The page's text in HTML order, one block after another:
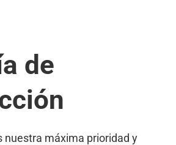
de
nuestra máxima prioridad y